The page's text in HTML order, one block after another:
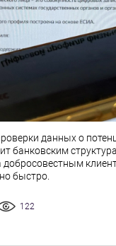
данных о
банковским
добросовестным
быстро.
122